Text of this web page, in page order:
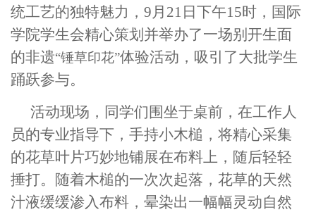
统工艺的独特魅力，9月21日下午15时，国际
学院学生会精心策划并举办了一场别开生面
的非遗“锤草印花”体验活动，吸引了大批学生
踊跃参与。
活动现场，同学们围坐于桌前，在工作人
员的专业指导下，手持小木槌，将精心采集
的花草叶片巧妙地铺展在布料上，随后轻轻
捶打。随着木槌的一次次起落，花草的天然
汁液缓缓渗入布料，晕染出一幅幅灵动自然